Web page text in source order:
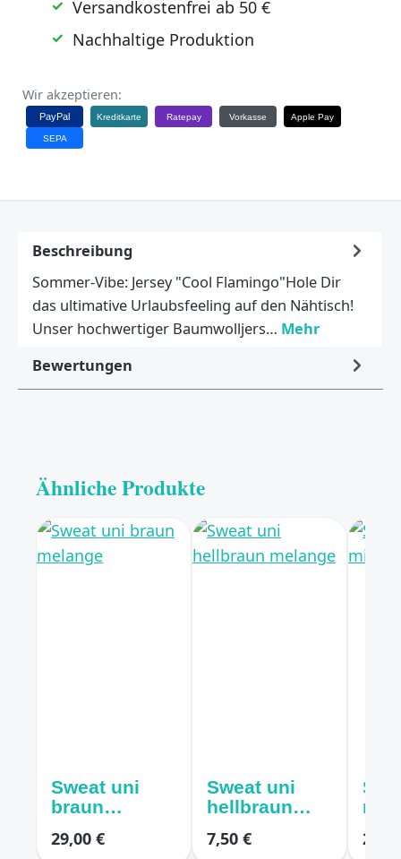
Versandkostenfrei ab 50 €
Nachhaltige Produktion
Wir akzeptieren:
PayPal Kreditkarte Ratepay Vorkasse Apple Pay
SEPA
Beschreibung
Sommer-Vibe: Jersey "Cool Flamingo"Hole Dir
das ultimative Urlaubsfeeling auf den Nähtisch!
Unser hochwertiger Baumwolljers… Mehr
Bewertungen
Ähnliche Produkte
Sweat uni
braun
29,00 €
Sweat uni
hellbraun
7,50 €